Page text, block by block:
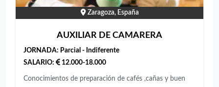
Zaragoza, España
AUXILIAR DE CAMARERA
JORNADA: Parcial - Indiferente
SALARIO:
12.000-18.000
Conocimientos de preparación de cafés ,cañas y buen